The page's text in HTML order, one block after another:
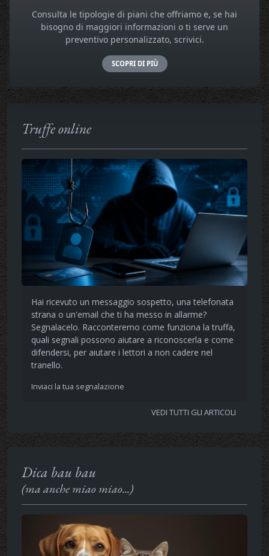
Consulta le tipologie di piani che offriamo e, se hai
bisogno di maggiori informazioni o ti serve un
preventivo personalizzato, scrivici.
SCOPRI DI PIÙ
Truffe online
Hai ricevuto un messaggio sospetto, una telefonata
strana o un'email che ti ha messo in allarme?
Segnalacelo. Racconteremo come funziona la truffa,
quali segnali possono aiutare a riconoscerla e come
difendersi, per aiutare i lettori a non cadere nel
tranello.
Inviaci la tua segnalazione
VEDI TUTTI GLI ARTICOLI
Dica bau bau
(ma anche miao miao...)